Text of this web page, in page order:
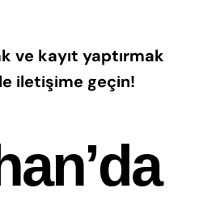
ve kayıt yaptırmak
iletişime geçin!